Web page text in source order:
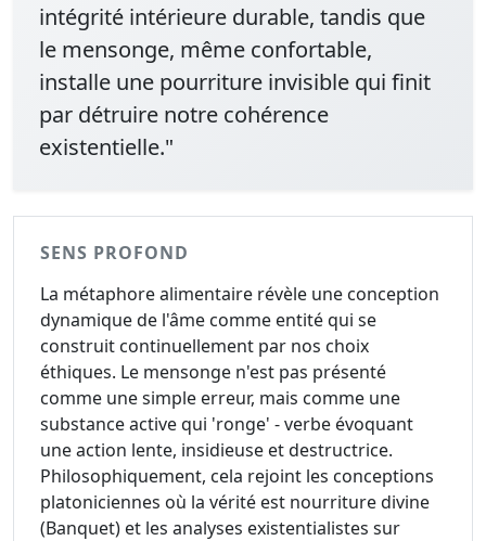
intégrité intérieure durable, tandis que
le mensonge, même confortable,
installe une pourriture invisible qui finit
par détruire notre cohérence
existentielle."
SENS PROFOND
La métaphore alimentaire révèle une conception
dynamique de l'âme comme entité qui se
construit continuellement par nos choix
éthiques. Le mensonge n'est pas présenté
comme une simple erreur, mais comme une
substance active qui 'ronge' - verbe évoquant
une action lente, insidieuse et destructrice.
Philosophiquement, cela rejoint les conceptions
platoniciennes où la vérité est nourriture divine
(Banquet) et les analyses existentialistes sur